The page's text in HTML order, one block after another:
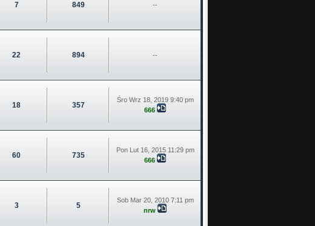
7 849 --
22 894 --
18 357
Śro Wrz 18, 2019 9:40 pm
666
60 735
Pon Lut 16, 2015 11:29 pm
666
3 5
Sob Mar 20, 2010 7:11 pm
nrw